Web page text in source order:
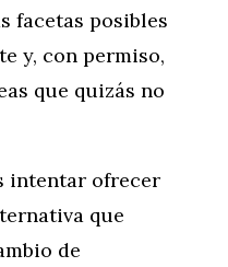
facetas posibles
y, con permiso,
que quizás no
intentar ofrecer
que
de